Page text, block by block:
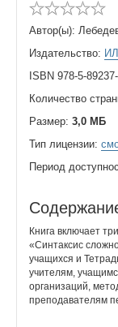
Автор(ы):
Издательство:
ISBN 978-5-
Количество
Размер: 3,0 МБ
Тип лицензии:
Период
Книга включает
«Синтаксис
учащихся и
учителям,
организаций,
преподавателям